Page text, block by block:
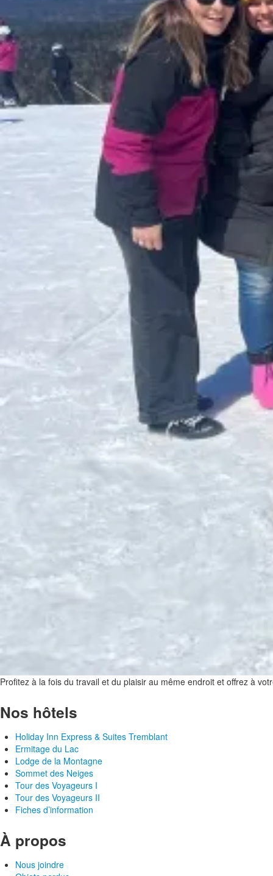
Profitez à la fois du travail et du plaisir au même endroit et offrez à
Nos hôtels
Holiday Inn Express & Suites Tremblant
Ermitage du Lac
Lodge de la Montagne
Sommet des Neiges
Tour des Voyageurs I
Tour des Voyageurs II
Fiches d’information
À propos
Nous joindre